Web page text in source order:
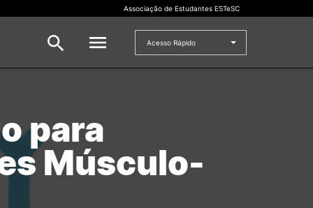
Mestrados
Cursos de Formação Contínua
Concurso Especial Dupla
Certificação
Associação de Estudantes ESTeSC
Acesso Rápido
para
Músculo-